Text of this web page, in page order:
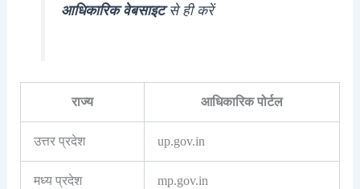
आधिकारिक वेबसाइटसे ही करें
राज्य आधिकारिक पोर्टल
उत्तर प्रदेश up.gov.in
मध्य प्रदेश mp.gov.in